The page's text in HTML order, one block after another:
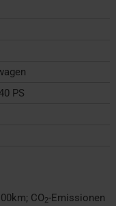
PS
; CO2-Emissionen